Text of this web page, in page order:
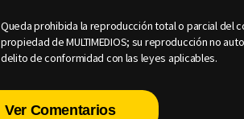
Queda prohibida la reproducción total o parcial del
propiedad de MULTIMEDIOS; su reproducción no
delito de conformidad con las leyes aplicables.
Ver Comentarios